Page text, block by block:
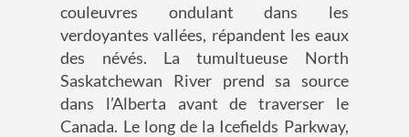
couleuvres ondulant dans les
verdoyantes vallées, répandent les eaux
des névés. La tumultueuse North
Saskatchewan River prend sa source
dans l’Alberta avant de traverser le
Canada. Le long de la Icefields Parkway,